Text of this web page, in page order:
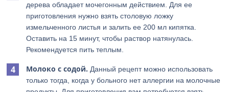
дерева обладает мочегонным действием. Для ее
приготовления нужно взять столовую ложку
измельченного листья и залить ее 200 мл кипятка.
Оставить на 15 минут, чтобы раствор натянулась.
Рекомендуется пить теплым.
Молоко с содой. Данный рецепт можно использовать
только тогда, когда у больного нет аллергии на молочные